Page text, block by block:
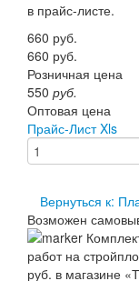
Контакты
в прайс-листе.
660 руб.
660 руб.
Розничная цена
550 руб.
Оптовая цена
Прайс-Лист Xls
Вернуться к:
Возможен